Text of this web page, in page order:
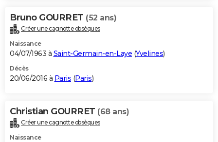
Bruno GOURRET (52 ans)
Créer une cagnotte obsèques
Naissance
04/07/1963 à Saint-Germain-en-Laye (Yvelines)
Décès
20/06/2016 à Paris (Paris)
Christian GOURRET (68 ans)
Créer une cagnotte obsèques
Naissance